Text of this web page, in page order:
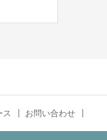
ス
お問い合わせ